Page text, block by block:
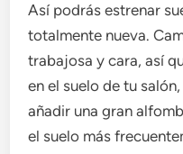
Así podrás estrenar
totalmente nueva.
trabajosa y cara, así
en el suelo de tu
añadir una gran
el suelo más